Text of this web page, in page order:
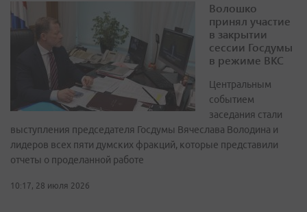
Волошко
принял участие
в закрытии
сессии Госдумы
в режиме ВКС
Центральным
событием
заседания стали
выступления председателя Госдумы Вячеслава Володина и
лидеров всех пяти думских фракций, которые представили
отчеты о проделанной работе
10:17, 28 июля 2026